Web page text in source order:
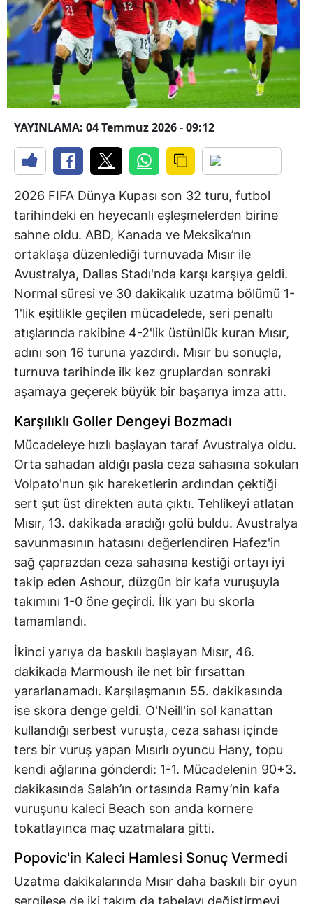
YAYINLAMA: 04 Temmuz 2026 - 09:12
2026 FIFA Dünya Kupası son 32 turu, futbol
tarihindeki en heyecanlı eşleşmelerden birine
sahne oldu. ABD, Kanada ve Meksika’nın
ortaklaşa düzenlediği turnuvada Mısır ile
Avustralya, Dallas Stadı'nda karşı karşıya geldi.
Normal süresi ve 30 dakikalık uzatma bölümü 1-
1'lik eşitlikle geçilen mücadelede, seri penaltı
atışlarında rakibine 4-2'lik üstünlük kuran Mısır,
adını son 16 turuna yazdırdı. Mısır bu sonuçla,
turnuva tarihinde ilk kez gruplardan sonraki
aşamaya geçerek büyük bir başarıya imza attı.
Karşılıklı Goller Dengeyi Bozmadı
Mücadeleye hızlı başlayan taraf Avustralya oldu.
Orta sahadan aldığı pasla ceza sahasına sokulan
Volpato'nun şık hareketlerin ardından çektiği
sert şut üst direkten auta çıktı. Tehlikeyi atlatan
Mısır, 13. dakikada aradığı golü buldu. Avustralya
savunmasının hatasını değerlendiren Hafez'in
sağ çaprazdan ceza sahasına kestiği ortayı iyi
takip eden Ashour, düzgün bir kafa vuruşuyla
takımını 1-0 öne geçirdi. İlk yarı bu skorla
tamamlandı.
İkinci yarıya da baskılı başlayan Mısır, 46.
dakikada Marmoush ile net bir fırsattan
yararlanamadı. Karşılaşmanın 55. dakikasında
ise skora denge geldi. O'Neill'in sol kanattan
kullandığı serbest vuruşta, ceza sahası içinde
ters bir vuruş yapan Mısırlı oyuncu Hany, topu
kendi ağlarına gönderdi: 1-1. Mücadelenin 90+3.
dakikasında Salah’ın ortasında Ramy’nin kafa
vuruşunu kaleci Beach son anda kornere
tokatlayınca maç uzatmalara gitti.
Popovic'in Kaleci Hamlesi Sonuç Vermedi
Uzatma dakikalarında Mısır daha baskılı bir oyun
sergilese de iki takım da tabelayı değiştirmeyi